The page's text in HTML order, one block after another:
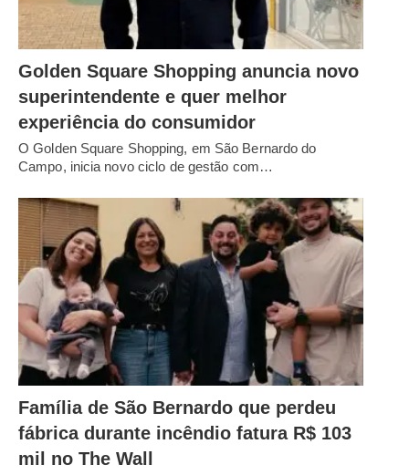
Golden Square Shopping anuncia novo
superintendente e quer melhor
experiência do consumidor
O Golden Square Shopping, em São Bernardo do
Campo, inicia novo ciclo de gestão com…
Família de São Bernardo que perdeu
fábrica durante incêndio fatura R$ 103
mil no The Wall